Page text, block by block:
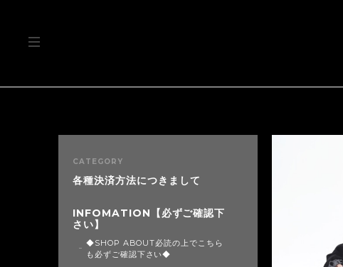
CATEGORY
各種決済方法につきまして
INFOMATION【必ずご確認下
さい】
◆SHOP ABOUT必読の上でこちら
も必ずご確認下さい◆